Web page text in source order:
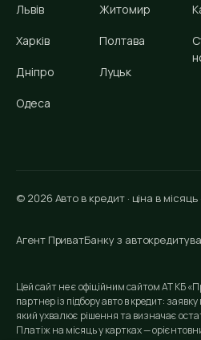
Львів
Харків
Дніпро
Одеса
Житомир
Полтава
Луцьк
© 2026 Авто в кредит · ціна в місяць
Агент ПриватБанку з
Цей сайт не є офіційним сайтом АТ КБ
партнер із підбору авто в кредит:
який ухвалює рішення та визначає
Платіж на місяць у картках —